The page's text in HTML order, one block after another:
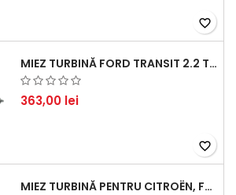
favorite_border
MIEZ TURBINĂ FORD TRANSIT 2.2 TDCI (2007-2016)
363,00 lei
favorite_border
MIEZ TURBINĂ PENTRU CITROËN, FORD, MAZDA, MINI, PEUGEOT ȘI VOLVO - MOTORIZĂRI 1.6 HDI ȘI 1.6 D